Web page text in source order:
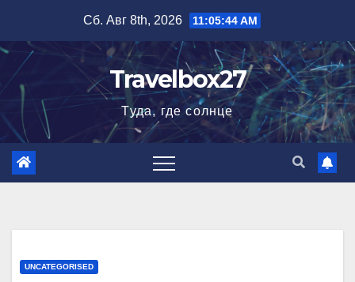
содержимому
Сб. Авг 8th, 2026 11:05:45 AM
Travelbox27
Туда, где солнце
UNCATEGORISED